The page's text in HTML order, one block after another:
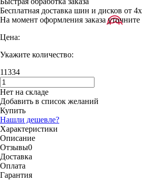
Бесплатная доставка шин и дисков от
На момент оформления заказа
Цена:
Укажите количество:
11334
Нет на складе
Добавить в список желаний
Купить
Нашли дешевле?
Характеристики
Описание
Отзывы0
Доставка
Оплата
Гарантия